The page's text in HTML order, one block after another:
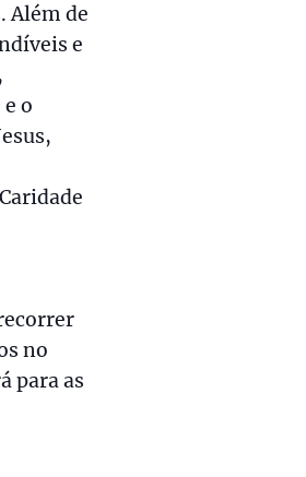
Além de
e
o
no
para as